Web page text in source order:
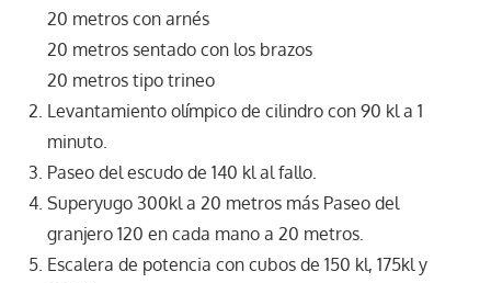
20 metros con arnés
20 metros sentado con los brazos
20 metros tipo trineo
Levantamiento olímpico de cilindro con 90 kl a 1
minuto.
Paseo del escudo de 140 kl al fallo.
Superyugo 300kl a 20 metros más Paseo del
granjero 120 en cada mano a 20 metros.
Escalera de potencia con cubos de 150 kl, 175kl y